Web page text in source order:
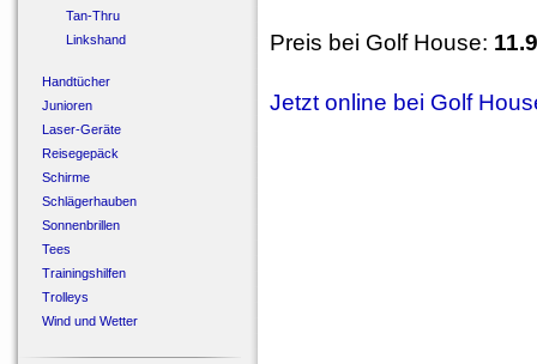
Tan-Thru
Linkshand
Handtücher
Junioren
Laser-Geräte
Reisegepäck
Schirme
Schlägerhauben
Sonnenbrillen
Tees
Trainingshilfen
Trolleys
Wind und Wetter
Preis bei Golf House:
Jetzt online bei Golf